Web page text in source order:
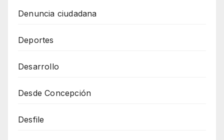
Denuncia ciudadana
Deportes
Desarrollo
Desde Concepción
Desfile